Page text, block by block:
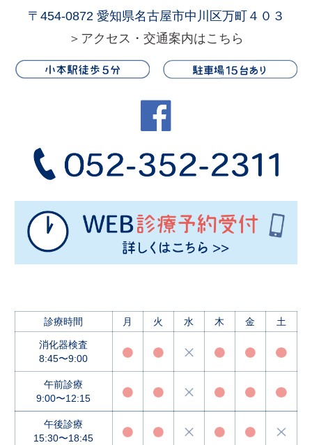
〒454-0872 愛知県名古屋市中川区万町４０３
＞アクセス・交通案内はこちら
診療時間 月 火 水 木 金 土
消化器検査
8:45〜9:00
午前診療
9:00〜12:15
午後診療
15:30〜18:45